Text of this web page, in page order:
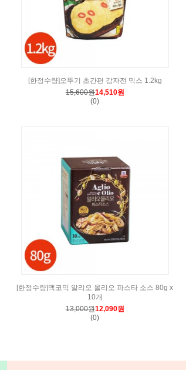
[한정수량]오뚜기 초간편 감자전 믹스 1.2kg
15,600원14,510원
(0)
[한정수량]맥코믹 알리오 올리오 파스타 소스 80g x
10개
13,000원12,090원
(0)